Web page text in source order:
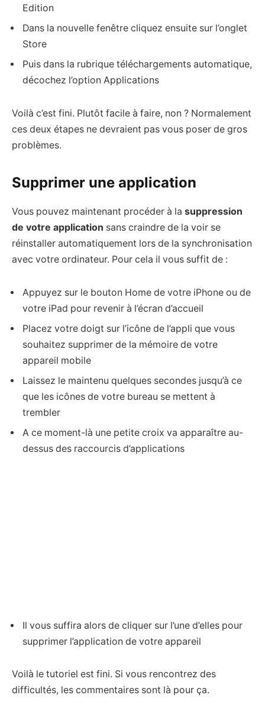
Edition
Dans la nouvelle fenêtre cliquez ensuite sur l’onglet
Store
Puis dans la rubrique téléchargements automatique,
décochez l’option Applications
Voilà c’est fini. Plutôt facile à faire, non ? Normalement
ces deux étapes ne devraient pas vous poser de gros
problèmes.
Supprimer une application
Vous pouvez maintenant procéder à la suppression
de votre application sans craindre de la voir se
réinstaller automatiquement lors de la synchronisation
avec votre ordinateur. Pour cela il vous suffit de :
Appuyez sur le bouton Home de votre iPhone ou de
votre iPad pour revenir à l’écran d’accueil
Placez votre doigt sur l’icône de l’appli que vous
souhaitez supprimer de la mémoire de votre
appareil mobile
Laissez le maintenu quelques secondes jusqu’à ce
que les icônes de votre bureau se mettent à
trembler
A ce moment-là une petite croix va apparaître au-
dessus des raccourcis d’applications
Il vous suffira alors de cliquer sur l’une d’elles pour
supprimer l’application de votre appareil
Voilà le tutoriel est fini. Si vous rencontrez des
difficultés, les commentaires sont là pour ça.